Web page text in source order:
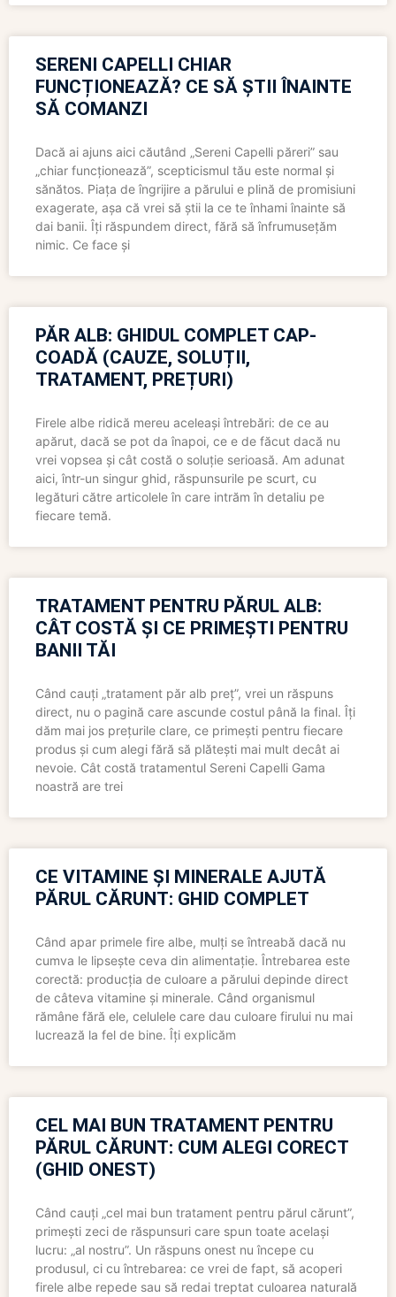
SERENI CAPELLI CHIAR
FUNCȚIONEAZĂ? CE SĂ ȘTII ÎNAINTE
SĂ COMANZI
Dacă ai ajuns aici căutând „Sereni Capelli păreri” sau
„chiar funcționează”, scepticismul tău este normal și
sănătos. Piața de îngrijire a părului e plină de promisiuni
exagerate, așa că vrei să știi la ce te înhami înainte să
dai banii. Îți răspundem direct, fără să înfrumusețăm
nimic. Ce face și
PĂR ALB: GHIDUL COMPLET CAP-
COADĂ (CAUZE, SOLUȚII,
TRATAMENT, PREȚURI)
Firele albe ridică mereu aceleași întrebări: de ce au
apărut, dacă se pot da înapoi, ce e de făcut dacă nu
vrei vopsea și cât costă o soluție serioasă. Am adunat
aici, într-un singur ghid, răspunsurile pe scurt, cu
legături către articolele în care intrăm în detaliu pe
fiecare temă.
TRATAMENT PENTRU PĂRUL ALB:
CÂT COSTĂ ȘI CE PRIMEȘTI PENTRU
BANII TĂI
Când cauți „tratament păr alb preț”, vrei un răspuns
direct, nu o pagină care ascunde costul până la final. Îți
dăm mai jos prețurile clare, ce primești pentru fiecare
produs și cum alegi fără să plătești mai mult decât ai
nevoie. Cât costă tratamentul Sereni Capelli Gama
noastră are trei
CE VITAMINE ȘI MINERALE AJUTĂ
PĂRUL CĂRUNT: GHID COMPLET
Când apar primele fire albe, mulți se întreabă dacă nu
cumva le lipsește ceva din alimentație. Întrebarea este
corectă: producția de culoare a părului depinde direct
de câteva vitamine și minerale. Când organismul
rămâne fără ele, celulele care dau culoare firului nu mai
lucrează la fel de bine. Îți explicăm
CEL MAI BUN TRATAMENT PENTRU
PĂRUL CĂRUNT: CUM ALEGI CORECT
(GHID ONEST)
Când cauți „cel mai bun tratament pentru părul cărunt”,
primești zeci de răspunsuri care spun toate același
lucru: „al nostru”. Un răspuns onest nu începe cu
produsul, ci cu întrebarea: ce vrei de fapt, să acoperi
firele albe repede sau să redai treptat culoarea naturală